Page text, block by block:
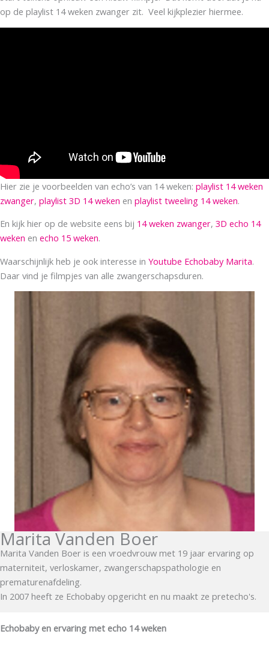
op de playlist 14 weken zwanger zit. Veel kijkplezier hiermee.
Hier zie je voorbeelden van echo’s van 14 weken: playlist 14 weken
zwanger, playlist 3D 14 weken en playlist tweeling 14 weken.
En kijk hier op de website eens bij 14 weken zwanger, 3D echo 14
weken en echo 15 weken.
Waarschijnlijk heb je ook interesse in Youtube Echobaby Marita.
Daar vind je filmpjes van alle zwangerschapsduren.
Marita Vanden Boer
Marita Vanden Boer is een vroedvrouw met 19 jaar ervaring op
materniteit, verloskamer, zwangerschapspathologie en
prematurenafdeling.
In 2007 heeft ze Echobaby opgericht en nu maakt ze pretecho's.
Echobaby en ervaring met echo 14 weken